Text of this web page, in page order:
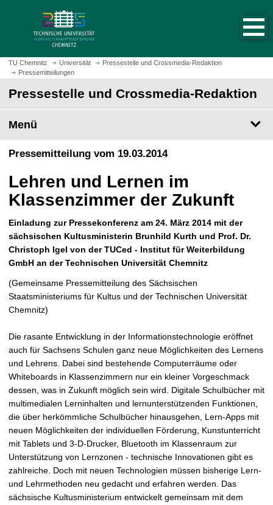
m
H
t
s
i
e
a
u
r
u
f
e
n
TU Chemnitz Universität
Pressestelle und Crossmedia-Redaktion
Pressemitteilungen
Pressestelle und Crossmedia-Redaktion
Menü
Pressemitteilung vom 19.03.2014
Lehren und Lernen im
Klassenzimmer der Zukunft
Einladung zur Pressekonferenz am 24. März 2014 mit der
sächsischen Kultusministerin Brunhild Kurth und Prof. Dr.
Christoph Igel von der TUCed - Institut für Weiterbildung
GmbH an der Technischen Universität Chemnitz
(Gemeinsame Pressemitteilung des Sächsischen
Staatsministeriums für Kultus und der Technischen Universität
Chemnitz)
Die rasante Entwicklung in der Informationstechnologie eröffnet
auch für Sachsens Schulen ganz neue Möglichkeiten des Lernens
und Lehrens. Dabei sind bestehende Computerräume oder
Whiteboards in Klassenzimmern nur ein kleiner Vorgeschmack
dessen, was in Zukunft möglich sein wird. Digitale Schulbücher mit
multimedialen Lerninhalten und lernunterstützenden Funktionen,
die über herkömmliche Schulbücher hinausgehen, Lern-Apps mit
neuen Möglichkeiten der individuellen Förderung, Kunstunterricht
mit Tablets und 3-D-Drucker, Bluetooth im Klassenraum zur
Unterstützung von Lernzonen - technische Innovationen gibt es
zahlreiche. Doch mit neuen Technologien müssen bisherige Lern-
und Lehrmethoden neu gedacht und erfahren werden. Das
sächsische Kultusministerium entwickelt gemeinsam mit dem